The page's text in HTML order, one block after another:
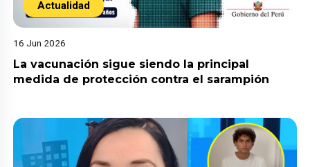
Actualidad
16 Jun 2026
La vacunación sigue siendo la principal
medida de protección contra el sarampión